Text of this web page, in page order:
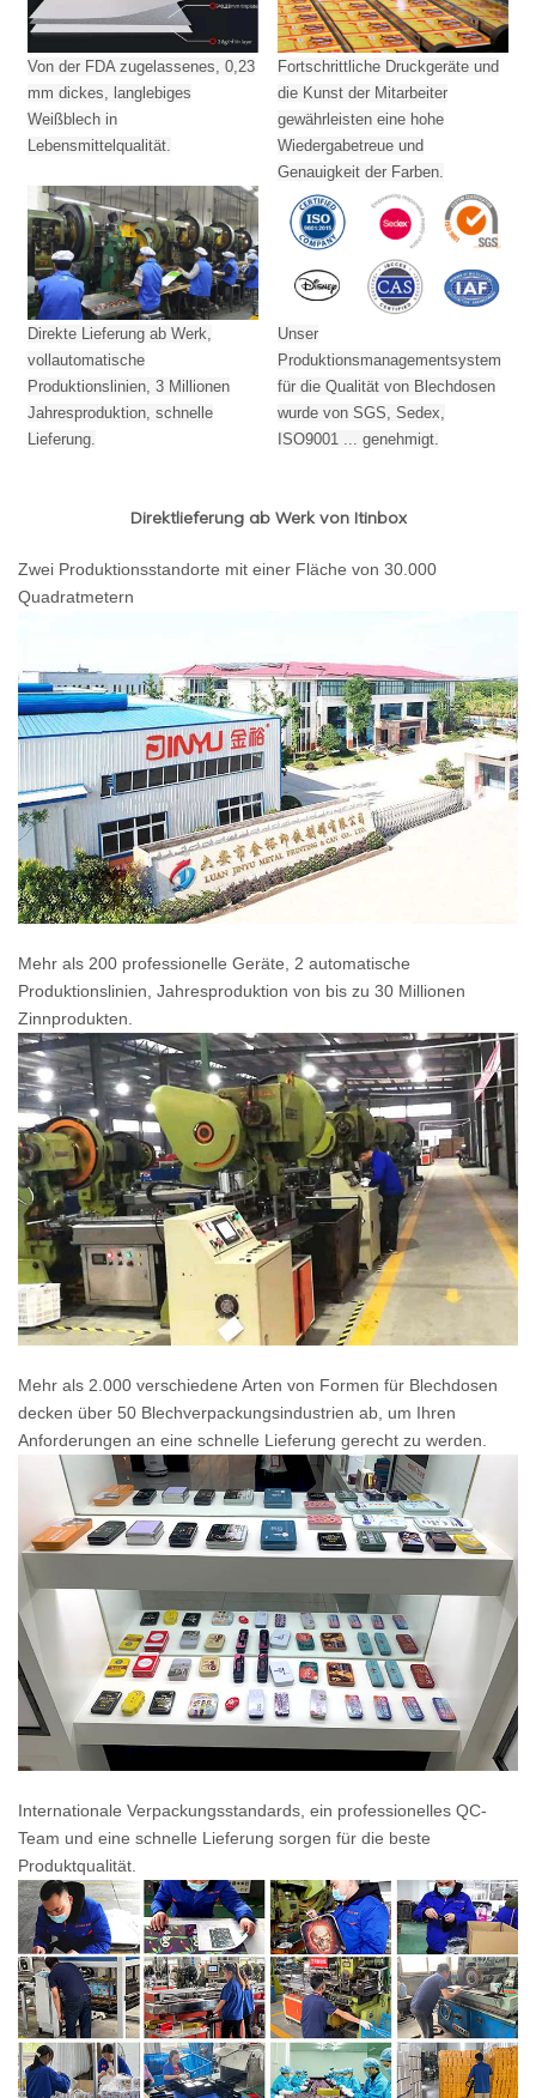
Von der FDA zugelassenes, 0,23
mm dickes, langlebiges
Weißblech in
Lebensmittelqualität.
Fortschrittliche Druckgeräte und
die Kunst der Mitarbeiter
gewährleisten eine hohe
Wiedergabetreue und
Genauigkeit der Farben.
Direkte Lieferung ab Werk,
vollautomatische
Produktionslinien, 3 Millionen
Jahresproduktion, schnelle
Lieferung.
Unser
Produktionsmanagementsystem
für die Qualität von Blechdosen
wurde von SGS, Sedex,
ISO9001 ... genehmigt.
Direktlieferung ab Werk von Itinbox
Zwei Produktionsstandorte mit einer Fläche von 30.000
Quadratmetern
Mehr als 200 professionelle Geräte, 2 automatische
Produktionslinien, Jahresproduktion von bis zu 30 Millionen
Zinnprodukten.
Mehr als 2.000 verschiedene Arten von Formen für Blechdosen
decken über 50 Blechverpackungsindustrien ab, um Ihren
Anforderungen an eine schnelle Lieferung gerecht zu werden.
Internationale Verpackungsstandards, ein professionelles QC-
Team und eine schnelle Lieferung sorgen für die beste
Produktqualität.